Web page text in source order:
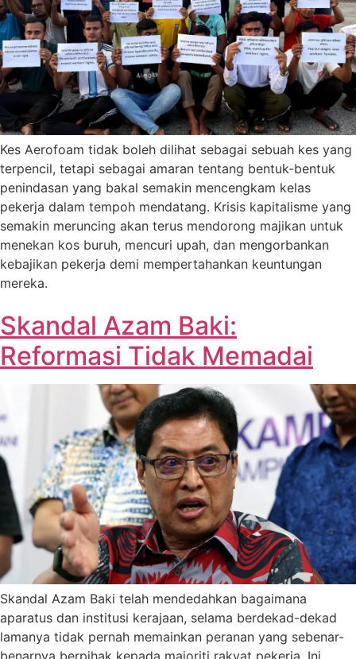
Kes Aerofoam tidak boleh dilihat sebagai sebuah kes yang
terpencil, tetapi sebagai amaran tentang bentuk-bentuk
penindasan yang bakal semakin mencengkam kelas
pekerja dalam tempoh mendatang. Krisis kapitalisme yang
semakin meruncing akan terus mendorong majikan untuk
menekan kos buruh, mencuri upah, dan mengorbankan
kebajikan pekerja demi mempertahankan keuntungan
mereka.
Skandal Azam Baki:
Reformasi Tidak Memadai
Skandal Azam Baki telah mendedahkan bagaimana
aparatus dan institusi kerajaan, selama berdekad-dekad
lamanya tidak pernah memainkan peranan yang sebenar-
benarnya berpihak kepada majoriti rakyat pekerja. Ini